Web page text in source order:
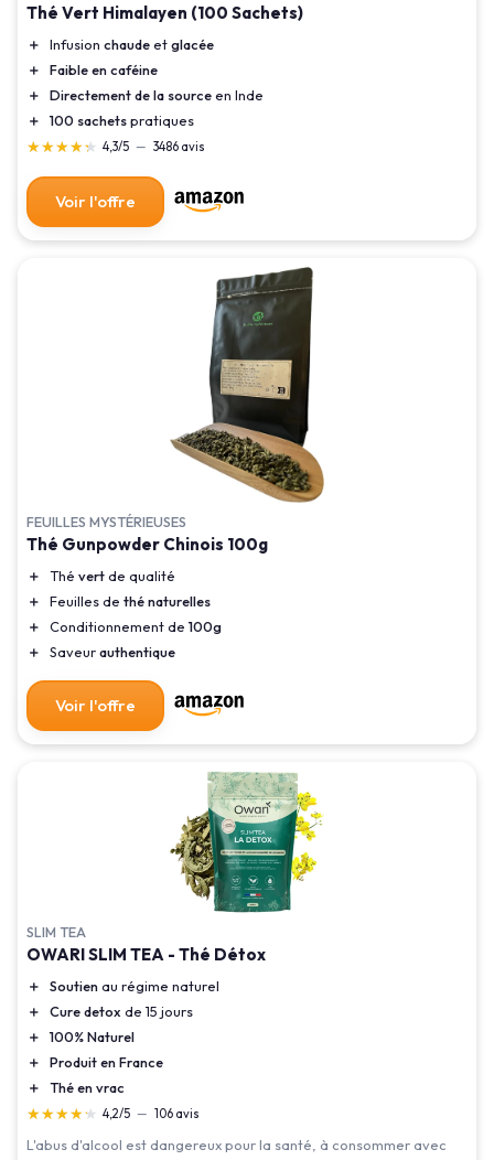
Thé Vert Himalayen (100 Sachets)
＋ Infusion chaudeetglacée
＋
Faible en caféine
＋
Directement de la sourceen Inde
＋
100 sachetspratiques
★★★★★
★★★★★ 4,3/5 — 3486 avis
Voir l'offre
FEUILLES MYSTÉRIEUSES
Thé Gunpowder Chinois 100g
＋ Thé vertde qualité
＋
Feuilles de thé naturelles
＋
Conditionnement de100g
＋
Saveurauthentique
Voir l'offre
SLIM TEA
OWARI SLIM TEA - Thé Détox
＋ Soutienau régime naturel
＋
Cure detox de 15 jours
＋
100% Naturel
＋
Produit en France
＋
Thé en vrac
★★★★★
★★★★★ 4,2/5 — 106 avis
L'abus d'alcool est dangereux pour la santé, à consommer avec